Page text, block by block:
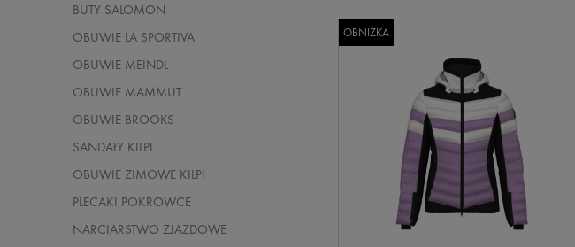
BUTY SALOMON
OBUWIE LA SPORTIVA
OBUWIE MEINDL
OBUWIE MAMMUT
OBUWIE BROOKS
SANDAŁY KILPI
OBUWIE ZIMOWE KILPI
PLECAKI POKROWCE
NARCIARSTWO ZJAZDOWE
OBNIŻKA